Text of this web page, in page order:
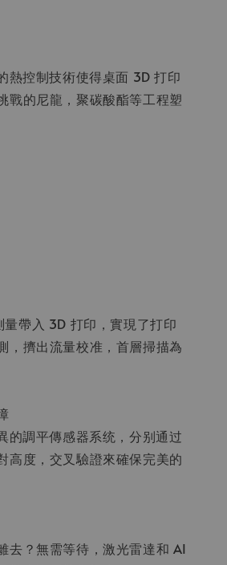
熱控制技術使得桌面 3D 打印
戰的尼龍，聚碳酸酯等工程塑
帶入 3D 打印，實現了打印
，擠出流量校准，首層掃描為
的調平傳感器系统，分别通过
高度，交叉驗證來確保完美的
去？無需等待，激光雷達和 AI